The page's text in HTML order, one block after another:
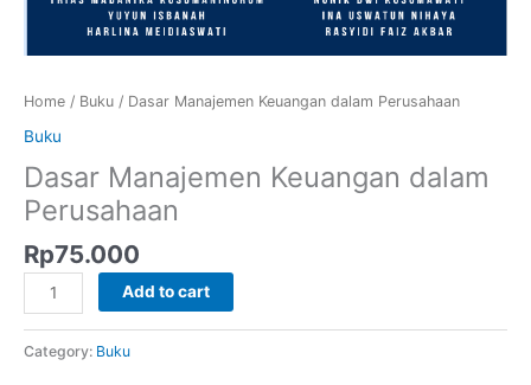
Home / Buku / Dasar Manajemen Keuangan dalam Perusahaan
Buku
Dasar Manajemen Keuangan dalam
Perusahaan
Rp75.000
Dasar
Manajemen
Keuangan
dalam
Add to cart
Category: Buku